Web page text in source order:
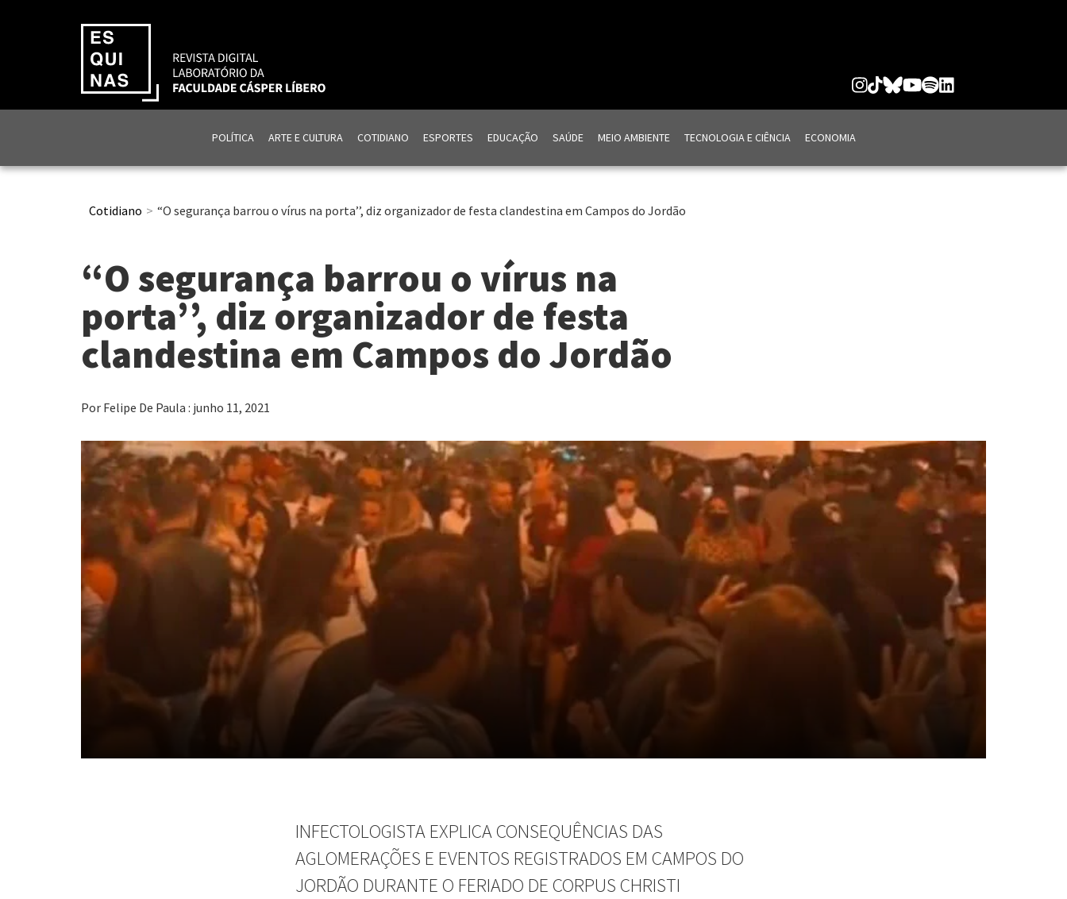
POLÍTICA ARTE E CULTURA COTIDIANO ESPORTES EDUCAÇÃO SAÚDE MEIO AMBIENTE TECNOLOGIA E CIÊNCIA ECONOMIA
Cotidiano “O segurança barrou o vírus na porta’’, diz organizador de festa clandestina em Campos do Jordão
“O segurança barrou o vírus na
porta’’, diz organizador de festa
clandestina em Campos do Jordão
Por Felipe De Paula : junho 11, 2021
INFECTOLOGISTA EXPLICA CONSEQUÊNCIAS DAS
AGLOMERAÇÕES E EVENTOS REGISTRADOS EM CAMPOS DO
JORDÃO DURANTE O FERIADO DE CORPUS CHRISTI